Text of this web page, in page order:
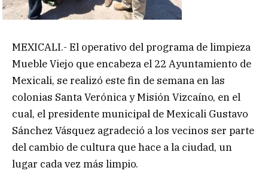
MEXICALI.- El operativo del programa de limpieza
Mueble Viejo que encabeza el 22 Ayuntamiento de
Mexicali, se realizó este fin de semana en las
colonias Santa Verónica y Misión Vizcaíno, en el
cual, el presidente municipal de Mexicali Gustavo
Sánchez Vásquez agradeció a los vecinos ser parte
del cambio de cultura que hace a la ciudad, un
lugar cada vez más limpio.